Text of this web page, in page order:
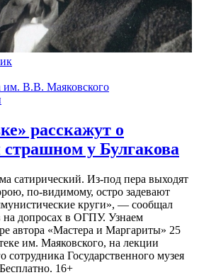
им. В.В. Маяковского
расскажут о
у Булгакова
сатирический. Из-под пера выходят
по-видимому, остро задевают
круги», — сообщал
на допросах в ОГПУ. Узнаем
автора «Мастера и Маргариты» 25
им. Маяковского, на лекции
сотрудника Государственного музея
16+